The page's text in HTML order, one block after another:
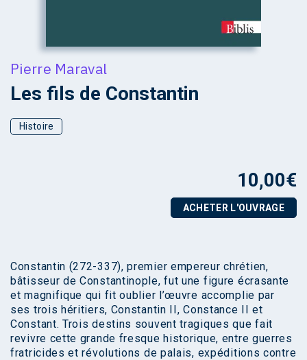
Pierre Maraval
Les fils de Constantin
Histoire
10,00€
ACHETER L'OUVRAGE
Constantin (272-337), premier empereur chrétien,
bâtisseur de Constantinople, fut une figure écrasante
et magnifique qui fit oublier l’œuvre accomplie par
ses trois héritiers, Constantin II, Constance II et
Constant. Trois destins souvent tragiques que fait
revivre cette grande fresque historique, entre guerres
fratricides et révolutions de palais, expéditions contre